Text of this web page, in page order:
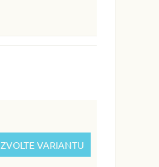
ZVOLTE VARIANTU